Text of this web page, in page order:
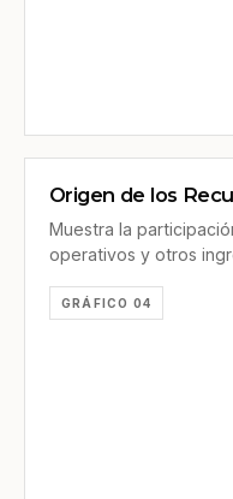
Origen de los
Muestra la
operativos y otros
GRÁFICO 04